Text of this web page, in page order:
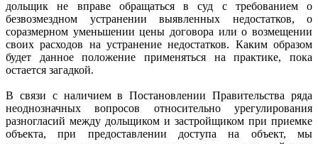
дольщик не вправе обращаться в суд с требованием о
безвозмездном устранении выявленных недостатков, о
соразмерном уменьшении цены договора или о возмещении
своих расходов на устранение недостатков. Каким образом
будет данное положение применяться на практике, пока
остается загадкой.
В связи с наличием в Постановлении Правительства ряда
неоднозначных вопросов относительно урегулирования
разногласий между дольщиком и застройщиком при приемке
объекта, при предоставлении доступа на объект, мы